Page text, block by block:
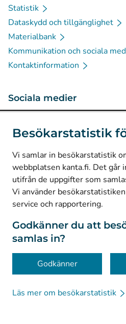
Besökarstatistik
Vi samlar in besökarstatistik
webbplatsen kanta.fi. Det går
utifrån de uppgifter som
Vi använder
service och rapportering.
Godkänner du att
samlas in?
Godkänner
Läs mer om besökarstatistik
Statistik
Dataskydd och tillgänglighet
Materialbank
Kommunikation och sociala
Kontaktinformation
Sociala medier
LinkedIn(Avautuu uuteen
Facebook
Avautuu uuteen
© Kanta-Palvelut,
Dataskydd
Om webbplatsen
Tillgänglighet
Kakor